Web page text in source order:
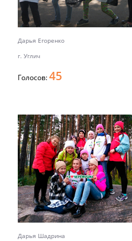
Дарья Егоренко
г. Углич
Голосов:45
Дарья Шадрина